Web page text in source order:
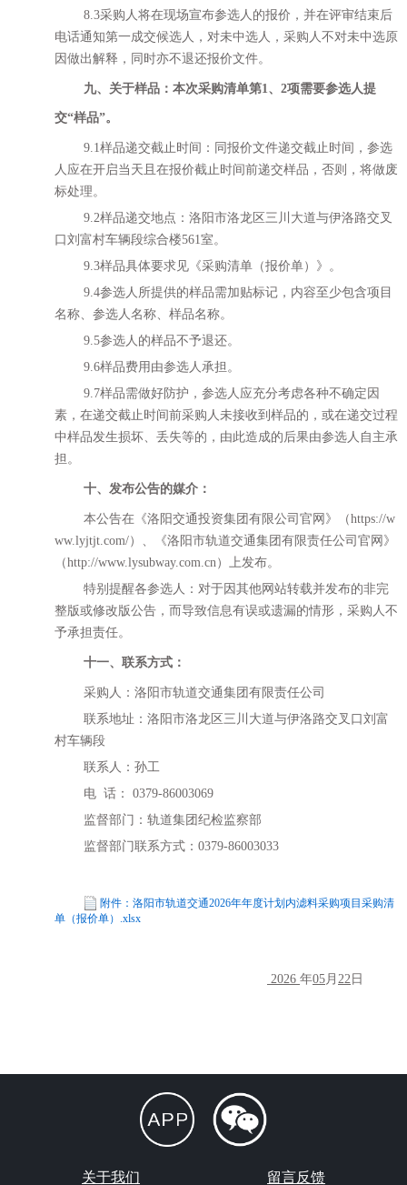
8.3采购人将在现场宣布参选人的报价，并在评审结束后
电话通知第一成交候选人，对未中选人，采购人不对未中选原
因做出解释，同时亦不退还报价文件。
九、关于样品：本次采购清单第1、2项需要参选人提
交“样品”。
9.1 样品递交截止时间：同 报价文件递交截止时间， 参选
人 应在开启当天且在报价截止时间前递交样品，否则，将做废
标处理。
9.2样品递交地点：洛阳市洛龙区三川大道与伊洛路交叉
口刘富村车辆段综合楼561室。
9.3样品具体要求见《采购清单（报价单）》。
9.4参选人 所提供的样品需加贴标记，内容至少包含项目
名称、 参选人 名称、样品名称。
9.5参选人 的样品不予退还。
9.6样品费用由参选人 承担。
9.7样品需做好防护， 参选人 应充分考虑各种不确定因
素，在递交截止时间前采购人未接收到样品的，或在递交过程
中样品发生损坏、丢失等的，由此造成的后果由参选人 自主承
担。
十、 发布公告的媒介：
本公告在 《洛阳交通投资集团有限公司官网 》 （https://w
ww.lyjtjt.com/）
《洛阳市轨道交通集团有限责任公司 官 网》
（http://www.lysubway.com.cn） 上发布。
特别提醒各参选人：对于因其他网站转载并发布的非完
整版或修改版公告， 而导致信息有误或遗漏的情形， 采购人不
予承担责任。
十一、 联系方式：
采购人： 洛阳市轨道交通集团有限责任公司
联系地址：洛阳市洛龙区三川大道与伊洛路交叉口刘富
村车辆段
联系人：孙工
电 话：
0379-86003069
监督部门：轨道集团纪检监察部
监督部门联系方式： 0379-86003033
附件：洛阳市轨道交通2026年年度计划内滤料采购项目采购清
单（报价单）.xlsx
2026 年05月 22 日
关于我们 留言反馈